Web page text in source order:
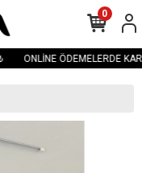
ONLİNE ÖDEMELERDE
0